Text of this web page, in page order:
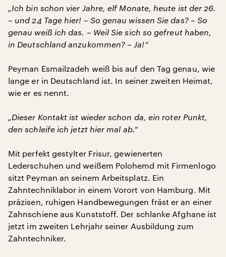
„Ich bin schon vier Jahre, elf Monate, heute ist der 26.
– und 24 Tage hier! – So genau wissen Sie das? – So
genau weiß ich das. – Weil Sie sich so gefreut haben,
in Deutschland anzukommen? – Ja!“
Peyman Esmailzadeh weiß bis auf den Tag genau, wie
lange er in Deutschland ist. In seiner zweiten Heimat,
wie er es nennt.
„Dieser Kontakt ist wieder schon da, ein roter Punkt,
den schleife ich jetzt hier mal ab.“
Mit perfekt gestylter Frisur, gewienerten
Lederschuhen und weißem Polohemd mit Firmenlogo
sitzt Peyman an seinem Arbeitsplatz. Ein
Zahntechniklabor in einem Vorort von Hamburg. Mit
präzisen, ruhigen Handbewegungen fräst er an einer
Zahnschiene aus Kunststoff. Der schlanke Afghane ist
jetzt im zweiten Lehrjahr seiner Ausbildung zum
Zahntechniker.